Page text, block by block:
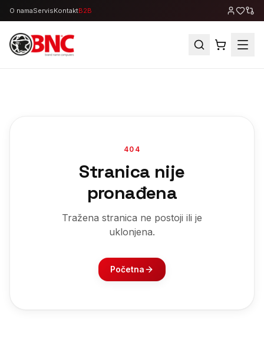
O namaServisKontaktB2B
404
Stranica nije
pronađena
Tražena stranica ne postoji ili je
uklonjena.
Početna